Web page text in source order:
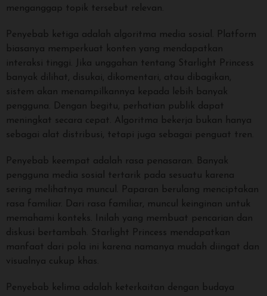
menganggap topik tersebut relevan.
Penyebab ketiga adalah algoritma media sosial. Platform
biasanya memperkuat konten yang mendapatkan
interaksi tinggi. Jika unggahan tentang Starlight Princess
banyak dilihat, disukai, dikomentari, atau dibagikan,
sistem akan menampilkannya kepada lebih banyak
pengguna. Dengan begitu, perhatian publik dapat
meningkat secara cepat. Algoritma bekerja bukan hanya
sebagai alat distribusi, tetapi juga sebagai penguat tren.
Penyebab keempat adalah rasa penasaran. Banyak
pengguna media sosial tertarik pada sesuatu karena
sering melihatnya muncul. Paparan berulang menciptakan
rasa familiar. Dari rasa familiar, muncul keinginan untuk
memahami konteks. Inilah yang membuat pencarian dan
diskusi bertambah. Starlight Princess mendapatkan
manfaat dari pola ini karena namanya mudah diingat dan
visualnya cukup khas.
Penyebab kelima adalah keterkaitan dengan budaya